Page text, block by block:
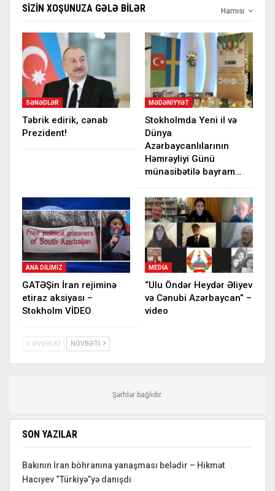
Hamısı
SIZIN XOŞUNUZA GƏLƏ BILƏR
SƏNƏDLƏR
Təbrik edirik, cənab
Prezident!
MƏDƏNIYYƏT
Stokholmda Yeni il və
Dünya
Azərbaycanlılarının
Həmrəyliyi Günü
münasibətilə bayram…
ANA DILIMIZ
GATƏŞin İran rejiminə
etiraz aksiyası –
Stokholm VİDEO
MEDIA
“Ulu Öndər Heydər Əliyev
və Cənubi Azərbaycan” –
video
ƏVVƏLKI NÖVBƏTI
Şərhlər bağlıdır.
SON YAZILAR
Bakının İran böhranına yanaşması belədir – Hikmət
Hacıyev “Türkiyə”yə danışdı